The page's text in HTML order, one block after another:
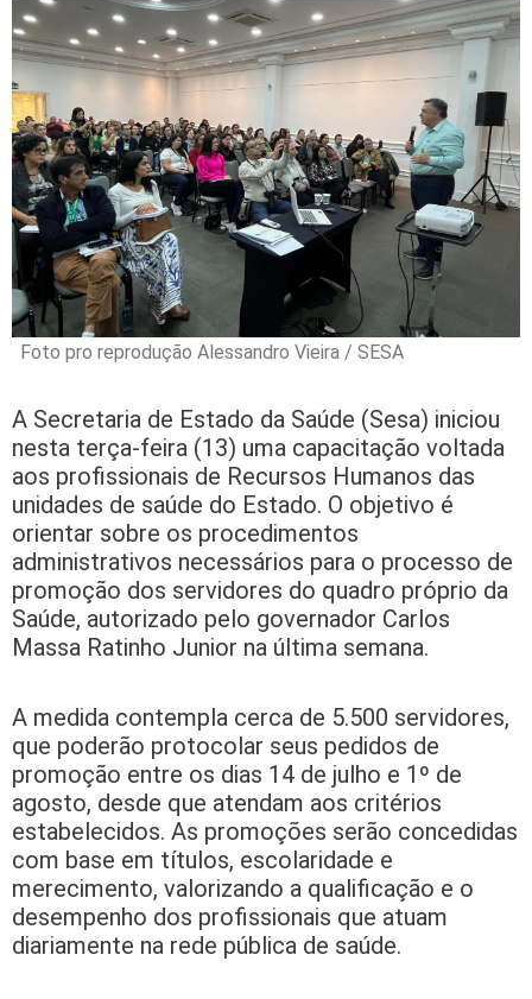
Foto pro reprodução Alessandro Vieira / SESA
A Secretaria de Estado da Saúde (Sesa) iniciou
nesta terça-feira (13) uma capacitação voltada
aos profissionais de Recursos Humanos das
unidades de saúde do Estado. O objetivo é
orientar sobre os procedimentos
administrativos necessários para o processo de
promoção dos servidores do quadro próprio da
Saúde, autorizado pelo governador Carlos
Massa Ratinho Junior na última semana.
A medida contempla cerca de 5.500 servidores,
que poderão protocolar seus pedidos de
promoção entre os dias 14 de julho e 1º de
agosto, desde que atendam aos critérios
estabelecidos. As promoções serão concedidas
com base em títulos, escolaridade e
merecimento, valorizando a qualificação e o
desempenho dos profissionais que atuam
diariamente na rede pública de saúde.